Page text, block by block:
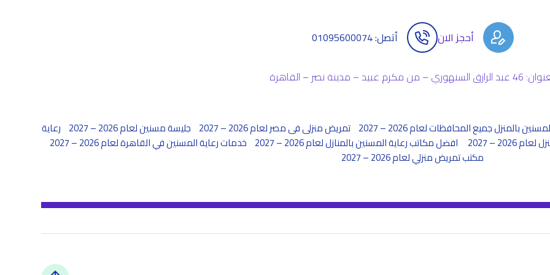
أحجز الان أتصل: 01095600074
السنهوري – من مكرم عبيد – مدينة نصر – القاهرة
بالمنزل جميع المحافظات لعام 2026 – 2027 تمريض منزلى فى مصر لعام 2026 – 2027 جليسة مسنين لعام 2026 – 2027
رعاية
– 2027
افضل مكاتب رعاية المسنين بالمنازل لعام 2026 – 2027
خدمات رعاية المسنين في القاهرة لعام 2026 – 2027
مكتب تمريض منزلي لعام 2026 – 2027